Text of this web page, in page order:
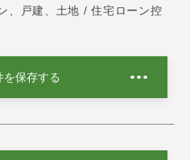
、戸建、土地 / 住宅ローン控
を保存する